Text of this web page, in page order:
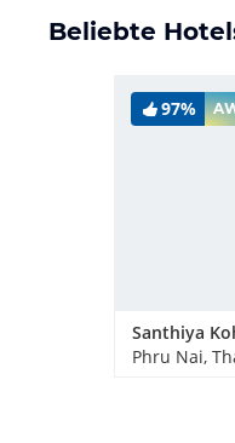
Beliebte
97%
Phru Nai,